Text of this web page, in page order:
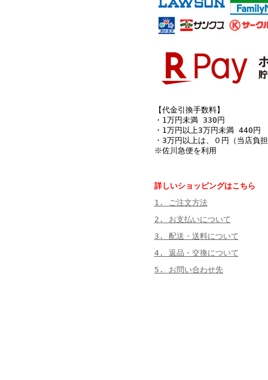
【代金引換手数料】
・1万円未満 330円
・1万円以上3万円未満 440円
・3万円以上は、０円（当店負
※佐川急便を利用
詳しいショッピングはこちら
1. ご注文方法
2. お支払いについて
3. 配送・送料について
4. 返品・交換について
5. お問い合わせ先